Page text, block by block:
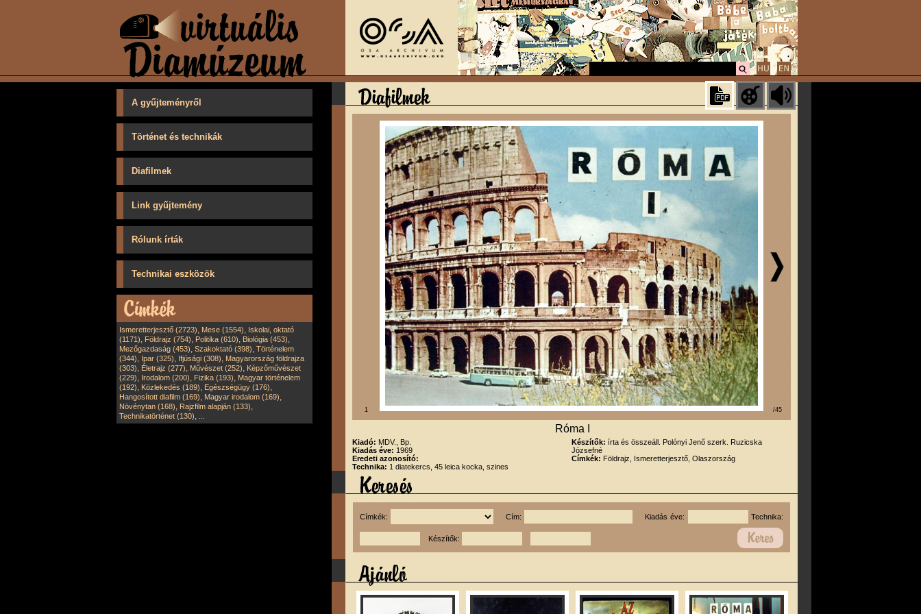
A gyűjteményről
Történet és technikák
Diafilmek
Link gyűjtemény
Rólunk írták
Technikai eszközök
Ismeretterjesztő (2723), Mese (1554), Iskolai, oktató
(1171), Földrajz (754), Politika (610), Biológia (453),
Mezőgazdaság (453), Szakoktató (398), Történelem
(344), Ipar (325), Ifjúsági (308), Magyarország földrajza
(303), Életrajz (277), Művészet (252), Képzőművészet
(229), Irodalom (200), Fizika (193), Magyar történelem
(192), Közlekedés (189), Egészségügy (176),
Hangosított diafilm (169), Magyar irodalom (169),
Növénytan (168), Rajzfilm alapján (133),
Technikatörténet (130),
1 /45
Róma I
Kiadó: MDV., Bp.
Kiadás éve: 1969
Eredeti azonosító:
Technika: 1 diatekercs, 45 leica kocka, szines
Készítők: írta és összeáll. Polónyi Jenő szerk. Ruzicska
Józsefné
Címkék: Földrajz, Ismeretterjesztő, Olaszország
Címkék: Cím: Kiadás éve: Technika:
Készítők: